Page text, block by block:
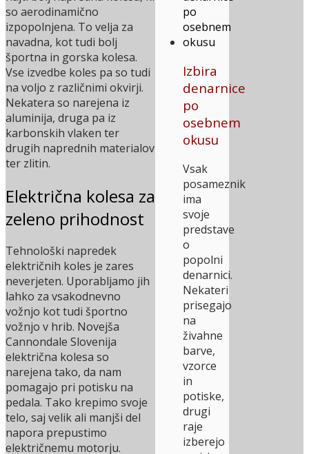
Izbira
denarnice
po
osebnem
okusu
Vsak
posameznik
ima
svoje
predstave
o
popolni
denarnici.
Nekateri
prisegajo
na
živahne
barve,
vzorce
in
potiske,
drugi
raje
izberejo
so aerodinamično
izpopolnjena. To velja za
navadna, kot tudi bolj
športna in gorska kolesa.
Vse izvedbe koles pa so tudi
na voljo z različnimi okvirji.
Nekatera so narejena iz
aluminija, druga pa iz
karbonskih vlaken ter
drugih naprednih materialov
ter zlitin.
Električna kolesa za
zeleno prihodnost
Tehnološki napredek
električnih koles je zares
neverjeten. Uporabljamo jih
lahko za vsakodnevno
vožnjo kot tudi športno
vožnjo v hrib. Novejša
Cannondale Slovenija
električna kolesa so
narejena tako, da nam
pomagajo pri potisku na
pedala. Tako krepimo svoje
telo, saj velik ali manjši del
napora prepustimo
električnemu motorju.